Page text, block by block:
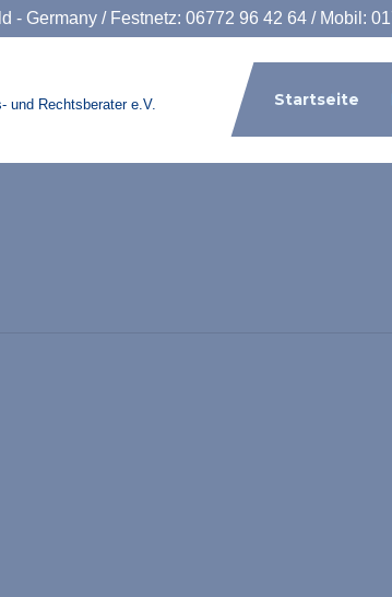
- Germany / Festnetz: 06772 96 42 64 / Mobil:
und Rechtsberater e.V. Startseite